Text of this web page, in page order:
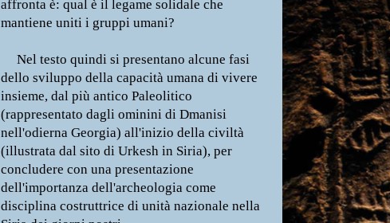
affronta è: qual è il legame solidale che
mantiene uniti i gruppi umani?
Nel testo quindi si presentano alcune fasi
dello sviluppo della capacità umana di vivere
insieme, dal più antico Paleolitico
(rappresentato dagli ominini di Dmanisi
nell'odierna Georgia) all'inizio della civiltà
(illustrata dal sito di Urkesh in Siria), per
concludere con una presentazione
dell'importanza dell'archeologia come
disciplina costruttrice di unità nazionale nella